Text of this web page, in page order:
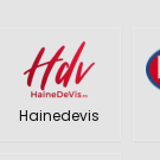
Hainedevis